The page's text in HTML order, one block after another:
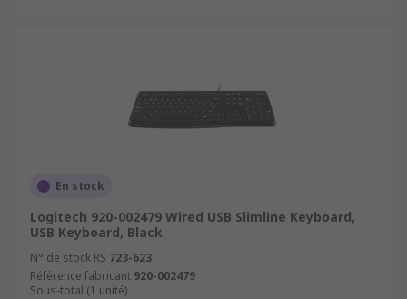
En stock
Logitech 920-002479 Wired USB Slimline Keyboard,
USB Keyboard, Black
N° de stock RS 723-623
Référence fabricant 920-002479
Sous-total (1 unité)